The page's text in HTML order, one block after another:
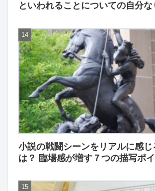
といわれることについての自分な
小説の戦闘シーンをリアルに感じ
は？ 臨場感が増す７つの描写ポイ